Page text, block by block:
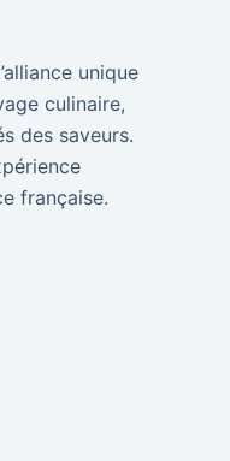
unique
culinaire,
des saveurs.
française.